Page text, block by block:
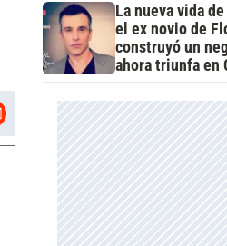
La nueva vida
el ex novio de
construyó un
ahora triunfa en